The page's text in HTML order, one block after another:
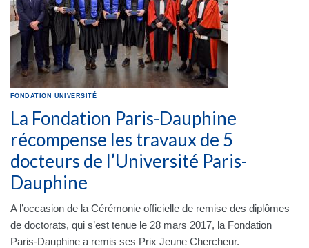
FONDATION UNIVERSITÉ
La Fondation Paris-Dauphine
récompense les travaux de 5
docteurs de l’Université Paris-
Dauphine
A l’occasion de la Cérémonie officielle de remise des diplômes
de doctorats, qui s’est tenue le 28 mars 2017, la Fondation
Paris-Dauphine a remis ses Prix Jeune Chercheur.